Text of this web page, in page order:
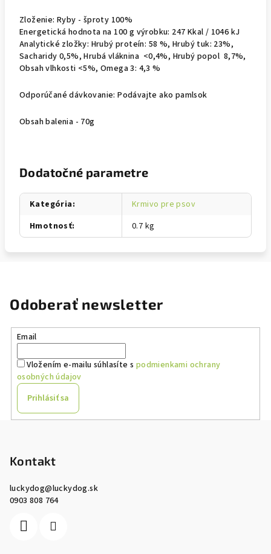
Zloženie: Ryby - šproty 100%
Energetická hodnota na 100 g výrobku: 247 Kkal / 1046 kJ
Analytické zložky: Hrubý proteín: 58 %, Hrubý tuk: 23%,
Sacharidy 0,5%, Hrubá vláknina <0,4%, Hrubý popol 8,7%,
Obsah vlhkosti <5%, Omega 3: 4,3 %
Odporúčané dávkovanie: Podávajte ako pamlsok
Obsah balenia - 70g
Dodatočné parametre
Kategória:
Krmivo pre psov
Hmotnosť: 0.7 kg
Odoberať newsletter
Email
Vložením e-mailu súhlasíte s podmienkami ochrany
osobných údajov
Prihlásiť sa
Kontakt
luckydog@luckydog.sk
0903 808 764